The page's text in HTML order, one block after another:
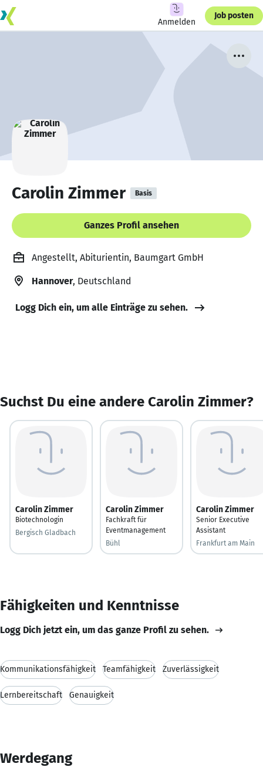
Anmelden
Job posten
Carolin Zimmer Basis
Ganzes Profil ansehen
Angestellt, Abiturientin, Baumgart GmbH
Hannover, Deutschland
Logg Dich ein, um alle Einträge zu sehen.
Suchst Du eine andere Carolin Zimmer?
Carolin Zimmer
Biotechnologin
Bergisch Gladbach
Carolin Zimmer
Fachkraft für
Eventmanagement
Bühl
Carolin Zimmer
Senior Executive
Assistant
Frankfurt am Main
Fähigkeiten und Kenntnisse
Logg Dich jetzt ein, um das ganze Profil zu sehen.
Kommunikationsfähigkeit Teamfähigkeit Zuverlässigkeit
Lernbereitschaft Genauigkeit
Werdegang